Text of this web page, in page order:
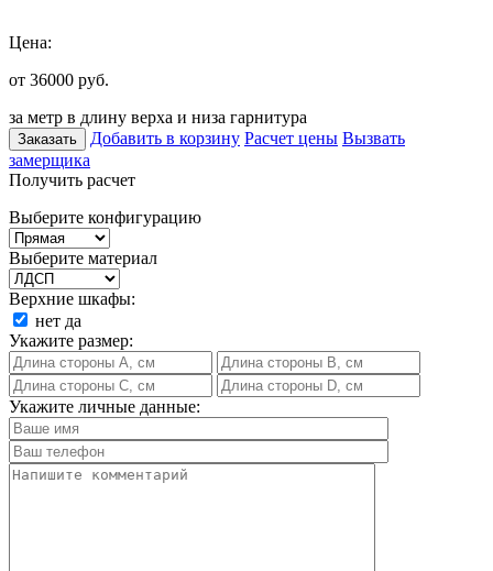
Цена:
от 36000 руб.
за метр в длину верха и низа гарнитура
Заказать Добавить в корзину Расчет цены Вызвать
замерщика
Получить расчет
Выберите конфигурацию
Выберите материал
Верхние шкафы:
нет да
Укажите размер:
Укажите личные данные: